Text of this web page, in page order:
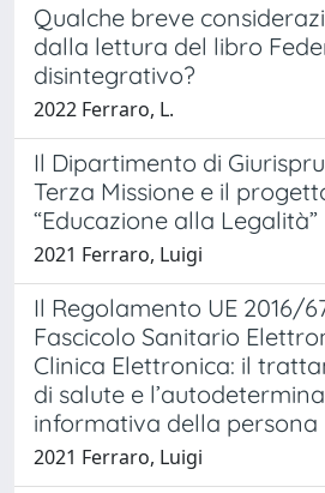
Qualche breve
dalla lettura del libro
disintegrativo?
2022 Ferraro, L.
Il Dipartimento di
Terza Missione e il
“Educazione alla Legalità”
2021 Ferraro, Luigi
Il Regolamento UE 2016/
Fascicolo Sanitario
Clinica Elettronica: il
di salute e
informativa della persona
2021 Ferraro, Luigi